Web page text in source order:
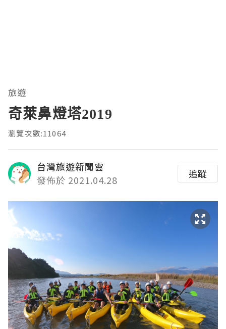
旅遊
奇萊鼻燈塔2019
瀏覽次數:11064
台灣旅遊新聞雲
發佈於 2021.04.28
追蹤